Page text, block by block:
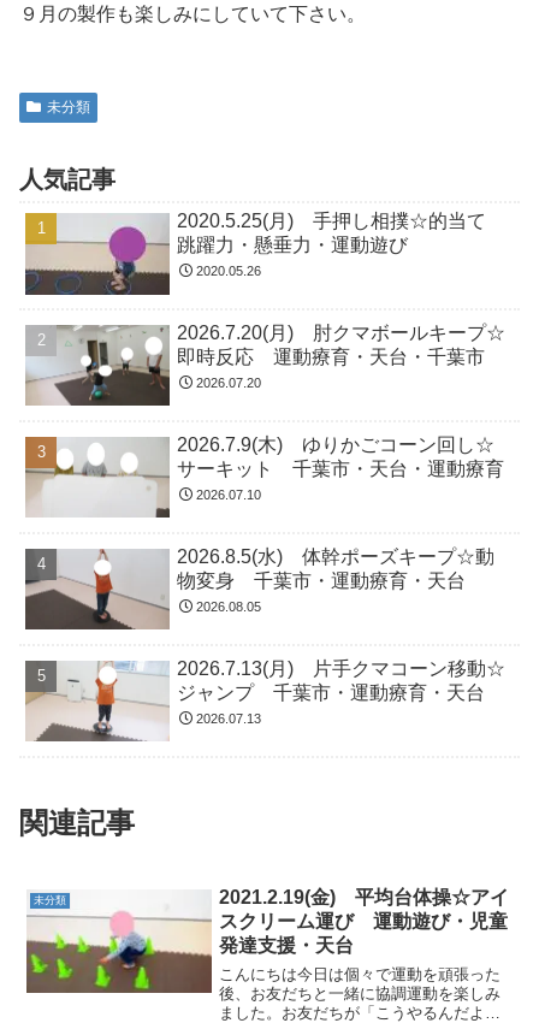
９月の製作も楽しみにしていて下さい。
未分類
人気記事
2020.5.25(月) 手押し相撲☆的当て
跳躍力・懸垂力・運動遊び
2020.05.26
2026.7.20(月) 肘クマボールキープ☆
即時反応 運動療育・天台・千葉市
2026.07.20
2026.7.9(木) ゆりかごコーン回し☆
サーキット 千葉市・天台・運動療育
2026.07.10
2026.8.5(水) 体幹ポーズキープ☆動
物変身 千葉市・運動療育・天台
2026.08.05
2026.7.13(月) 片手クマコーン移動☆
ジャンプ 千葉市・運動療育・天台
2026.07.13
関連記事
未分類
2021.2.19(金) 平均台体操☆アイ
スクリーム運び 運動遊び・児童
発達支援・天台
こんにちは今日は個々で運動を頑張った
後、お友だちと一緒に協調運動を楽しみ
ました。お友だちが「こうやるんだよ」